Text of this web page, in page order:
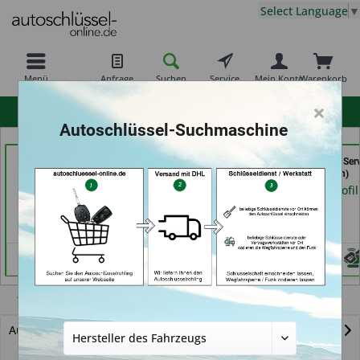
Menü Anfrage Suchen Service Warenkorb
Mein Konto
Select Language ▼
Meister Grüner (in
München)
Händlerprofil
moeller-24.de e.k. (in
Gelsenkirchen)
Händlerprofil
Schlüssel- u. DL
(in Dresden)
Händlerprofil
Tourneo Connect
Autoschlüssel mit Funk
×
Autoschlüssel-Suchmaschine